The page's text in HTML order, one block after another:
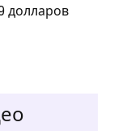
долларов